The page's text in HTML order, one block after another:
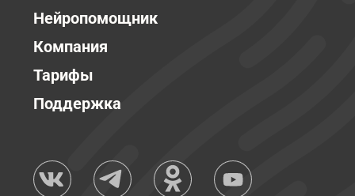
Нейропомощник
Компания
Тарифы
Поддержка